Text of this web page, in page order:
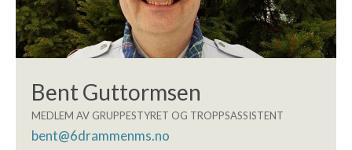
Bent Guttormsen
MEDLEM AV GRUPPESTYRET OG TROPPSASSISTENT
bent@6drammenms.no